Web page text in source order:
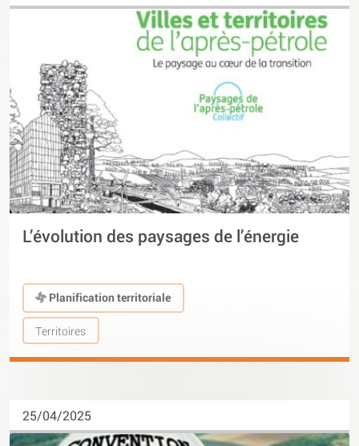
L’évolution des paysages de l’énergie
Planification territoriale
Territoires
25/04/2025